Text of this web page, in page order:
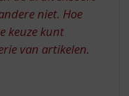
niet. Hoe
keuze kunt
van artikelen.